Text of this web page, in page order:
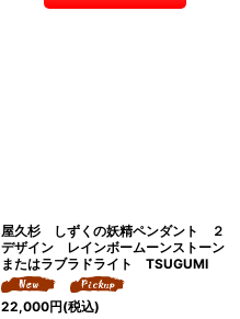
屋久杉 しずくの妖精ペンダント ２
デザイン レインボームーンストーン
またはラブラドライト TSUGUMI
22,000円(税込)